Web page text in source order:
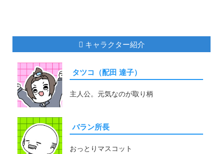
キャラクター紹介
タツコ（配田 達子）
主人公。元気なのが取り柄
バラン所長
おっとりマスコット